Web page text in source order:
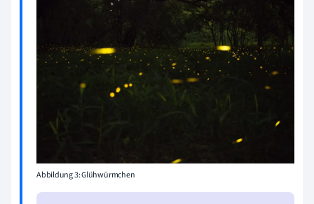
Abbildung 3: Glühwürmchen